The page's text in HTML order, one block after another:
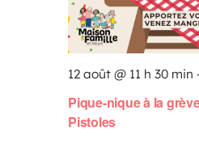
Pique-nique à la
Pistoles
12 août @ 11 h 30 min